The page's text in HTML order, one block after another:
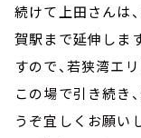
続けて上田さんは
賀駅まで延伸しま
すので、若狭湾エ
この場で引き続き
うぞ宜しくお願い